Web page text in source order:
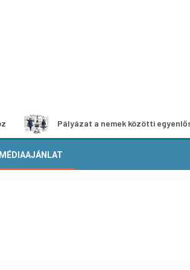
Pályázat a nemek közötti egyenlőség
MÉDIAAJÁNLAT